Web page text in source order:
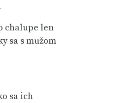
chalupe len
sa s mužom
sa ich